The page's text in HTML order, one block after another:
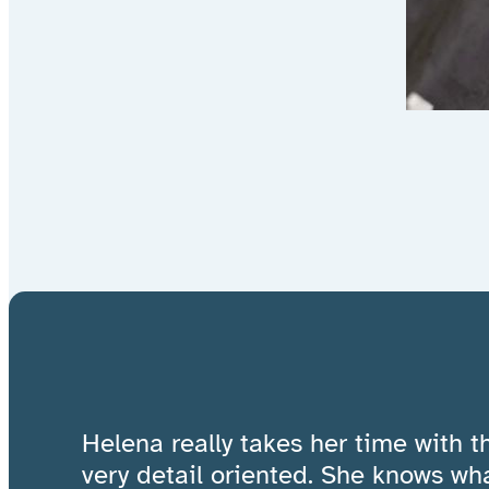
Helena really takes her time with
very detail oriented. She knows